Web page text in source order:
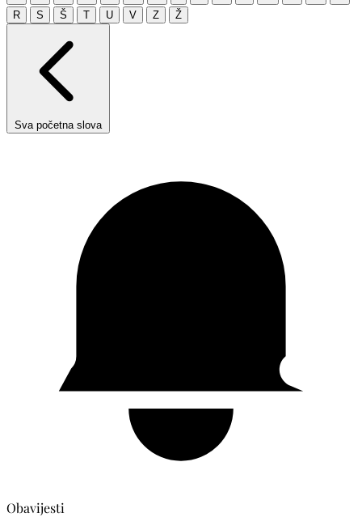
R
S Š T U V Z Ž
Sva početna slova
Obavijesti